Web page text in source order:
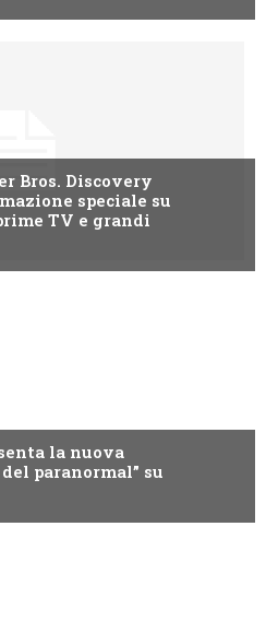
Bros. Discovery
speciale su
TV e grandi
la nuova
paranormal” su